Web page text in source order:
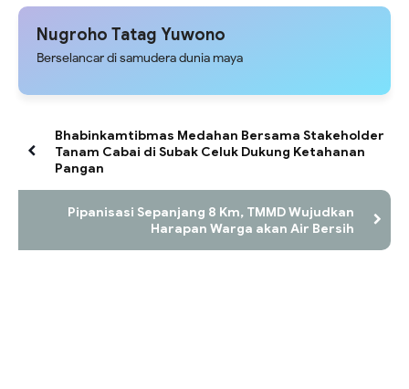
Nugroho Tatag Yuwono
Berselancar di samudera dunia maya
Bhabinkamtibmas Medahan Bersama Stakeholder
Tanam Cabai di Subak Celuk Dukung Ketahanan
Pangan
Pipanisasi Sepanjang 8 Km, TMMD Wujudkan
Harapan Warga akan Air Bersih